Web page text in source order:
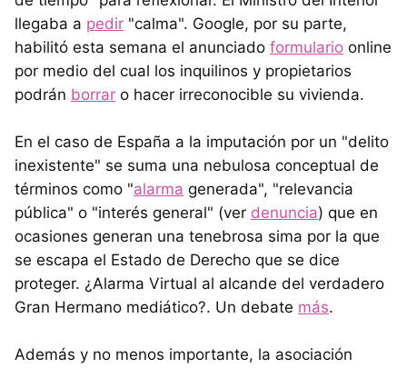
llegaba a pedir "calma". Google, por su parte,
habilitó esta semana el anunciado formulario online
por medio del cual los inquilinos y propietarios
podrán borrar o hacer irreconocible su vivienda.
En el caso de España a la imputación por un "delito
inexistente" se suma una nebulosa conceptual de
términos como "alarma generada", "relevancia
pública" o "interés general" (ver denuncia) que en
ocasiones generan una tenebrosa sima por la que
se escapa el Estado de Derecho que se dice
proteger. ¿Alarma Virtual al alcande del verdadero
Gran Hermano mediático?. Un debate más.
Además y no menos importante, la asociación